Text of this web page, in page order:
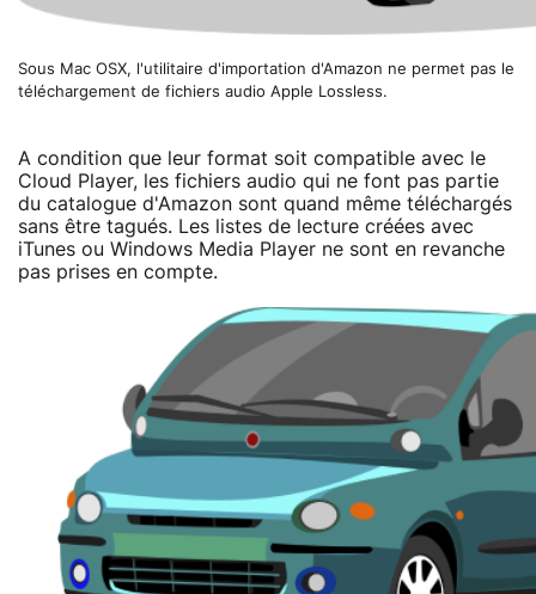
Sous Mac OSX, l'utilitaire d'importation d'Amazon ne permet pas le
téléchargement de fichiers audio Apple Lossless.
A condition que leur format soit compatible avec le
Cloud Player, les fichiers audio qui ne font pas partie
du catalogue d'Amazon sont quand même téléchargés
sans être tagués. Les listes de lecture créées avec
iTunes ou Windows Media Player ne sont en revanche
pas prises en compte.